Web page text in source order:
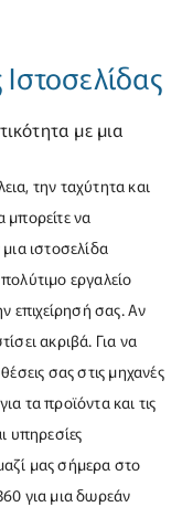
με μια
την ταχύτητα και
να
ιστοσελίδα
εργαλείο
επιχείρησή σας. Αν
ακριβά. Για να
σας στις μηχανές
τα προϊόντα και τις
υπηρεσίες
μας σήμερα στο
για μια δωρεάν